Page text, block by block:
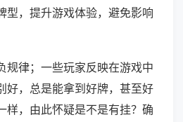
型，提升游戏体验，避免影响
规律；一些玩家反映在游戏中
好，总是能拿到好牌，甚至好
样，由此怀疑是不是有挂？确